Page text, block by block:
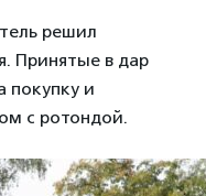
решил
Принятые в дар
покупку и
с ротондой.